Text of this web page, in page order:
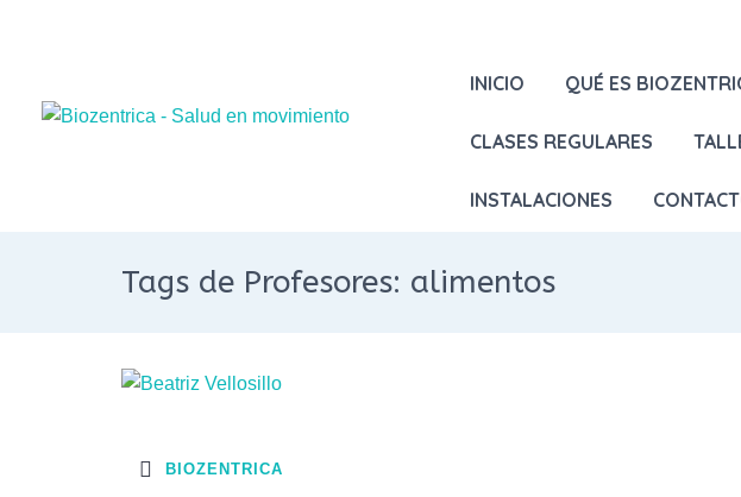
INICIO QUÉ ES
CLASES REGULARES
INSTALACIONES
Tags de Profesores: alimentos
BIOZENTRICA